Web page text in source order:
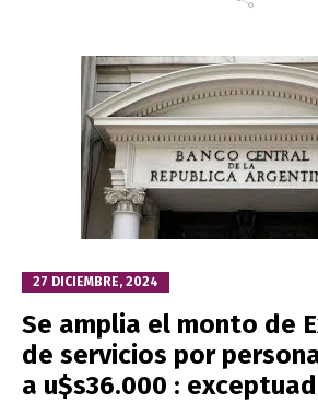
27 DICIEMBRE, 2024
Se amplia el monto de
de servicios por
a u$s36.000 :